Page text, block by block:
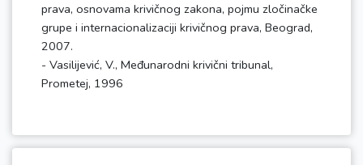
prava, osnovama krivičnog zakona, pojmu zločinačke
grupe i internacionalizaciji krivičnog prava, Beograd,
2007.
- Vasilijević, V., Međunarodni krivični tribunal,